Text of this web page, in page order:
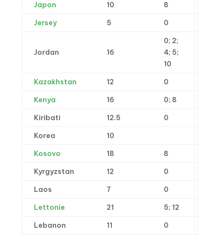
Japon 10 8
Jersey 5 0
Jordan 16
0; 2;
4; 5;
10
Kazakhstan 12 0
Kenya 16 0; 8
Kiribati 12.5 0
Korea 10
Kosovo 18 8
Kyrgyzstan 12 0
Laos 7 0
Lettonie 21 5; 12
Lebanon 11 0